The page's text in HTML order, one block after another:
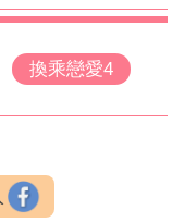
換乘戀愛4